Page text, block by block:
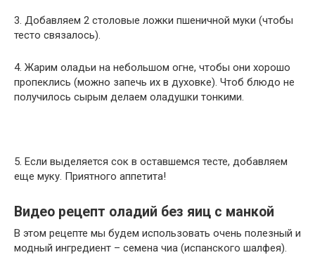
3. Добавляем 2 столовые ложки пшеничной муки (чтобы
тесто связалось).
4. Жарим оладьи на небольшом огне, чтобы они хорошо
пропеклись (можно запечь их в духовке). Чтоб блюдо не
получилось сырым делаем оладушки тонкими.
5. Если выделяется сок в оставшемся тесте, добавляем
еще муку. Приятного аппетита!
Видео рецепт оладий без яиц с манкой
В этом рецепте мы будем использовать очень полезный и
модный ингредиент – семена чиа (испанского шалфея).